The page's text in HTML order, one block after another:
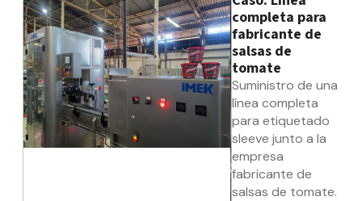
completa para
fabricante de
salsas de
tomate
Suministro de una
línea completa
para etiquetado
sleeve junto a la
empresa
fabricante de
salsas de tomate.